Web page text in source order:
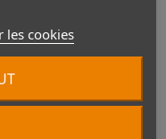
les cookies